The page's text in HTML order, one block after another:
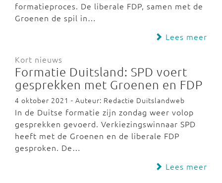
formatieproces. De liberale FDP, samen met de
Groenen de spil in…
Lees meer
Kort nieuws
Formatie Duitsland: SPD voert
gesprekken met Groenen en FDP
4 oktober 2021 - Auteur: Redactie Duitslandweb
In de Duitse formatie zijn zondag weer volop
gesprekken gevoerd. Verkiezingswinnaar SPD
heeft met de Groenen en de liberale FDP
gesproken. De…
Lees meer